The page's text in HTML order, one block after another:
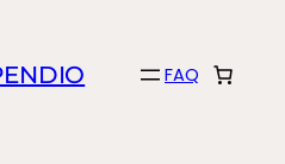
FAQ